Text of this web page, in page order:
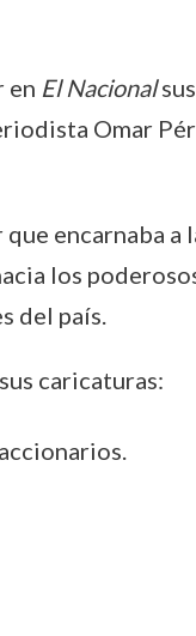
en El Nacional
Omar
encarnaba a
los
del país.
caricaturas: